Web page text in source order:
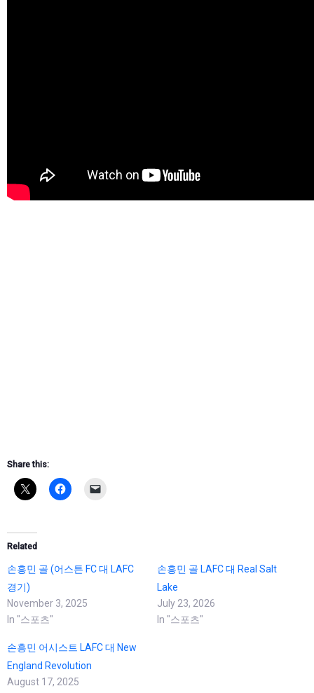
Share this:
Related
손흥민 골 (어스튼 FC 대 LAFC
경기)
November 3, 2025
In "스포츠"
손흥민 골 LAFC 대 Real Salt
Lake
July 23, 2026
In "스포츠"
손흥민 어시스트 LAFC 대 New
England Revolution
August 17, 2025